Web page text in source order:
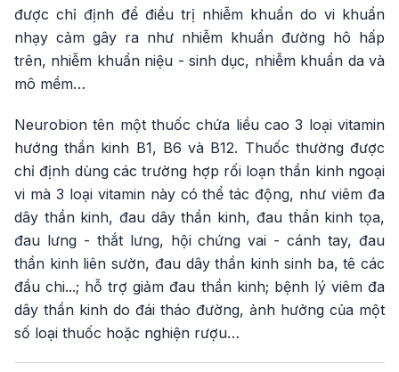
được chỉ định để điều trị nhiễm khuẩn do vi khuẩn
nhạy cảm gây ra như nhiễm khuẩn đường hô hấp
trên, nhiễm khuẩn niệu - sinh dục, nhiễm khuẩn da và
mô mềm…
Neurobion tên một thuốc chứa liều cao 3 loại vitamin
hướng thần kinh B1, B6 và B12. Thuốc thường được
chỉ định dùng các trường hợp rối loạn thần kinh ngoại
vi mà 3 loại vitamin này có thể tác động, như viêm đa
dây thần kinh, đau dây thần kinh, đau thần kinh tọa,
đau lưng - thắt lưng, hội chứng vai - cánh tay, đau
thần kinh liên sườn, đau dây thần kinh sinh ba, tê các
đầu chi...; hỗ trợ giảm đau thần kinh; bệnh lý viêm đa
dây thần kinh do đái tháo đường, ảnh hưởng của một
số loại thuốc hoặc nghiện rượu…